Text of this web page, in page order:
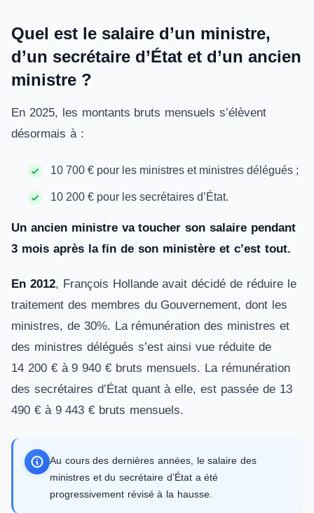
Quel est le salaire d’un ministre,
d’un secrétaire d’État et d’un ancien
ministre ?
En 2025, les montants bruts mensuels s’élèvent
désormais à :
10 700 € pour les ministres et ministres délégués ;
10 200 € pour les secrétaires d’État.
Un ancien ministre va toucher son salaire pendant
3 mois après la fin de son ministère et c’est tout.
En 2012, François Hollande avait décidé de réduire le
traitement des membres du Gouvernement, dont les
ministres, de 30%. La rémunération des ministres et
des ministres délégués s’est ainsi vue réduite de
14 200 € à 9 940 € bruts mensuels. La rémunération
des secrétaires d’État quant à elle, est passée de 13
490 € à 9 443 € bruts mensuels.
Au cours des dernières années, le salaire des
ministres et du secrétaire d’État a été
progressivement révisé à la hausse.